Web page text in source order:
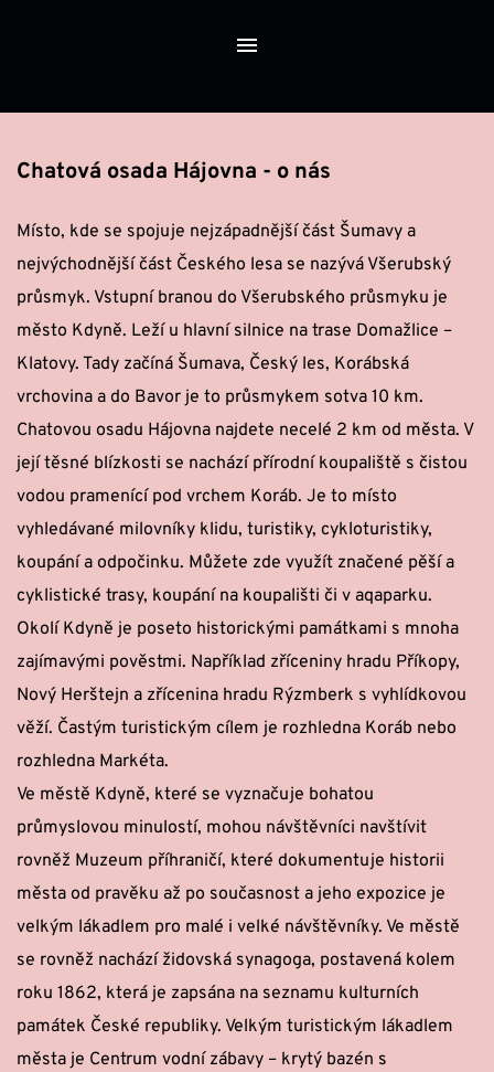
Chatová osada Hájovna - o nás
Místo, kde se spojuje nejzápadnější část Šumavy a
nejvýchodnější část Českého lesa se nazývá Všerubský
průsmyk. Vstupní branou do Všerubského průsmyku je
město Kdyně. Leží u hlavní silnice na trase Domažlice –
Klatovy. Tady začíná Šumava, Český les, Korábská
vrchovina a do Bavor je to průsmykem sotva 10 km.
Chatovou osadu Hájovna najdete necelé 2 km od města. V
její těsné blízkosti se nachází přírodní koupaliště s čistou
vodou pramenící pod vrchem Koráb. Je to místo
vyhledávané milovníky klidu, turistiky, cykloturistiky,
koupání a odpočinku. Můžete zde využít značené pěší a
cyklistické trasy, koupání na koupališti či v aqaparku.
Okolí Kdyně je poseto historickými památkami s mnoha
zajímavými pověstmi. Například zříceniny hradu Příkopy,
Nový Herštejn a zřícenina hradu Rýzmberk s vyhlídkovou
věží. Častým turistickým cílem je rozhledna Koráb nebo
rozhledna Markéta.
Ve městě Kdyně, které se vyznačuje bohatou
průmyslovou minulostí, mohou návštěvníci navštívit
rovněž Muzeum příhraničí, které dokumentuje historii
města od pravěku až po současnost a jeho expozice je
velkým lákadlem pro malé i velké návštěvníky. Ve městě
se rovněž nachází židovská synagoga, postavená kolem
roku 1862, která je zapsána na seznamu kulturních
památek České republiky. Velkým turistickým lákadlem
města je Centrum vodní zábavy – krytý bazén s